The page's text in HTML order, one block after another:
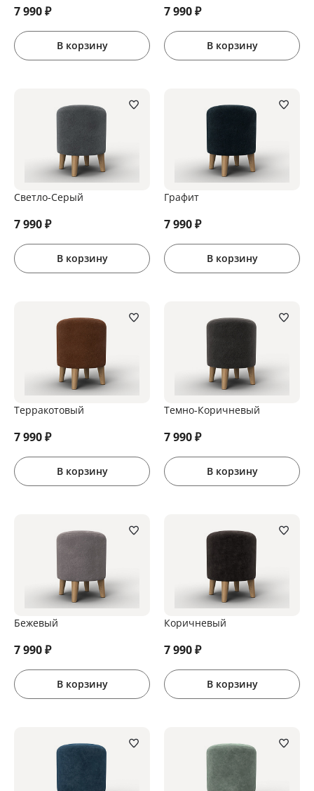
7 990₽
В корзину
7 990₽
В корзину
Светло-Серый
7 990₽
В корзину
Графит
7 990₽
В корзину
Терракотовый
7 990₽
В корзину
Темно-Коричневый
7 990₽
В корзину
Бежевый
7 990₽
В корзину
Коричневый
7 990₽
В корзину